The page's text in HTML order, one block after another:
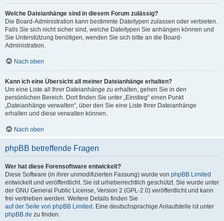
Welche Dateianhänge sind in diesem Forum zulässig?
Die Board-Administration kann bestimmte Dateitypen zulassen oder verbieten.
Falls Sie sich nicht sicher sind, welche Dateitypen Sie anhängen können und
Sie Unterstützung benötigen, wenden Sie sich bitte an die Board-
Administration.
Nach oben
Kann ich eine Übersicht all meiner Dateianhänge erhalten?
Um eine Liste all Ihrer Dateianhänge zu erhalten, gehen Sie in den
persönlichen Bereich. Dort finden Sie unter „Einstieg“ einen Punkt
„Dateianhänge verwalten“, über den Sie eine Liste Ihrer Dateianhänge
erhalten und diese verwalten können.
Nach oben
phpBB betreffende Fragen
Wer hat diese Forensoftware entwickelt?
Diese Software (in ihrer unmodifizierten Fassung) wurde von phpBB Limited
entwickelt und veröffentlicht. Sie ist urheberrechtlich geschützt. Sie wurde unter
der GNU General Public License, Version 2 (GPL-2.0) veröffentlicht und kann
frei vertrieben werden. Weitere Details finden Sie
auf der Seite von phpBB Limited . Eine deutschsprachige Anlaufstelle ist unter
phpBB.de zu finden.